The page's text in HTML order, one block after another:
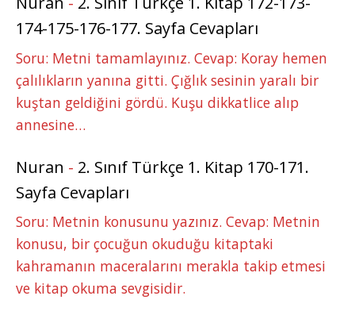
174-175-176-177. Sayfa Cevapları
Soru: Metni tamamlayınız. Cevap: Koray hemen
çalılıkların yanına gitti. Çığlık sesinin yaralı bir
kuştan geldiğini gördü. Kuşu dikkatlice alıp
annesine…
Nuran - 2. Sınıf Türkçe 1. Kitap 170-171.
Sayfa Cevapları
Soru: Metnin konusunu yazınız. Cevap: Metnin
konusu, bir çocuğun okuduğu kitaptaki
kahramanın maceralarını merakla takip etmesi
ve kitap okuma sevgisidir.